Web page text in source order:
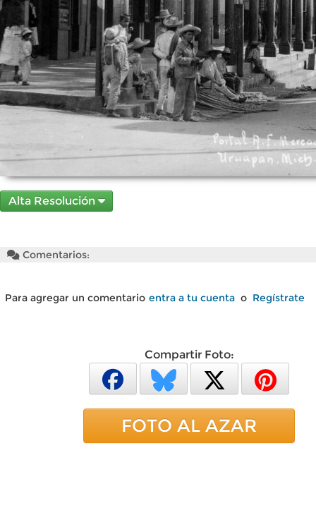
Alta Resolución
Comentarios:
Para agregar un comentario entra a tu cuenta o Regístrate
Compartir Foto:
FOTO AL AZAR